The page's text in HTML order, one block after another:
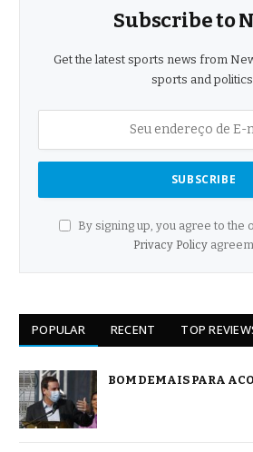
Subscribe to
Get the latest sports news from
sports and politics.
By signing up, you agree to the
Privacy Policy
POPULAR RECENT TOP
BOM DEMAIS PARA